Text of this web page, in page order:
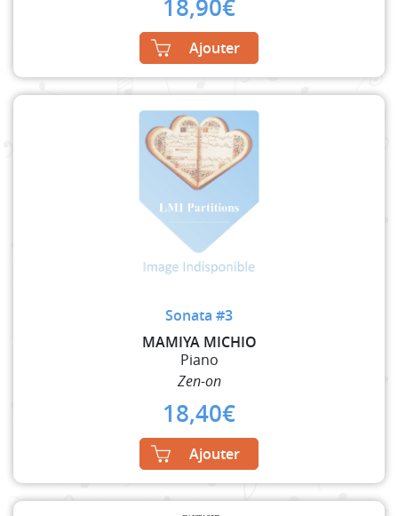
18,90€
Ajouter
Sonata #3
MAMIYA MICHIO
Piano
Zen-on
18,40€
Ajouter